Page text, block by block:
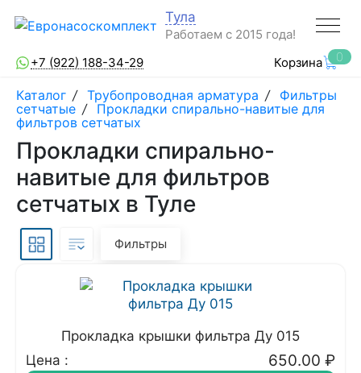
Тула
Работаем с 2015 года!
+7 (922) 188-34-29
Корзина 0
Каталог / Трубопроводная арматура / Фильтры
сетчатые / Прокладки спирально-навитые для
фильтров сетчатых
Прокладки спирально-
навитые для фильтров
сетчатых в Туле
Фильтры
Прокладка крышки фильтра Ду 015
Цена :
650.00 ₽